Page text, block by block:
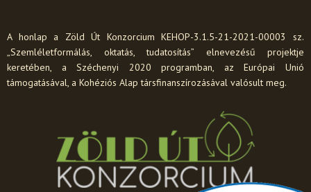
A honlap a Zöld Út Konzorcium KEHOP-3.1.5-21-2021-00003 sz.
„Szemléletformálás, oktatás, tudatosítás” elnevezésű projektje
keretében, a Széchenyi 2020 programban, az Európai Unió
támogatásával, a Kohéziós Alap társfinanszírozásával valósult meg.